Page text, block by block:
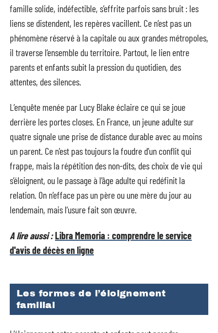
famille solide, indéfectible, s’effrite parfois sans bruit : les
liens se distendent, les repères vacillent. Ce n’est pas un
phénomène réservé à la capitale ou aux grandes métropoles,
il traverse l’ensemble du territoire. Partout, le lien entre
parents et enfants subit la pression du quotidien, des
attentes, des silences.
L’enquête menée par Lucy Blake éclaire ce qui se joue
derrière les portes closes. En France, un jeune adulte sur
quatre signale une prise de distance durable avec au moins
un parent. Ce n’est pas toujours la foudre d’un conflit qui
frappe, mais la répétition des non-dits, des choix de vie qui
s’éloignent, ou le passage à l’âge adulte qui redéfinit la
relation. On n’efface pas un père ou une mère du jour au
lendemain, mais l’usure fait son œuvre.
A lire aussi :Libra Memoria : comprendre le service
d'avis de décès en ligne
Les formes de l’éloignement
familial